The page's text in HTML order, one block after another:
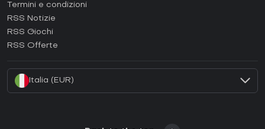
Come attivare una GOG CD Key?
Come attivare una Ubisoft Connect CD Key?
Termini e condizioni
RSS Notizie
RSS Giochi
RSS Offerte
Italia (EUR)